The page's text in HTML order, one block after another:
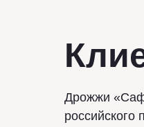
Дрожжи
российского